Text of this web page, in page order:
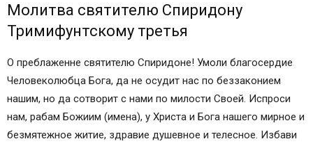
Молитва святителю Спиридону
Тримифунтскому третья
О преблаженне святителю Спиридоне! Умоли благосердие
Человеколюбца Бога, да не осудит нас по беззаконием
нашим, но да сотворит с нами по милости Своей. Испроси
нам, рабам Божиим (имена), у Христа и Бога нашего мирное и
безмятежное житие, здравие душевное и телесное. Избави